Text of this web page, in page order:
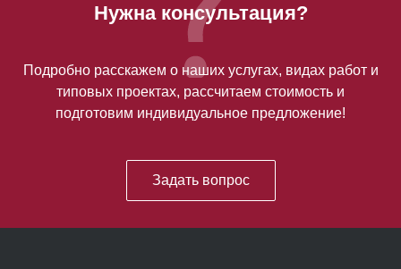
Нужна консультация?
Подробно расскажем о наших услугах, видах работ и
типовых проектах, рассчитаем стоимость и
подготовим индивидуальное предложение!
Задать вопрос